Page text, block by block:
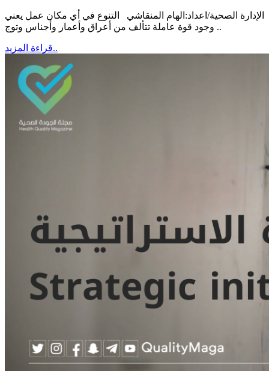
الإدارة الصحية/اعداد:الهام المنقاشي التنوع في أي مكان عمل يعني
وجود قوة عاملة تتألف من أعراق وأعمار وأجناس وتوج ..
قراءة المزيد..